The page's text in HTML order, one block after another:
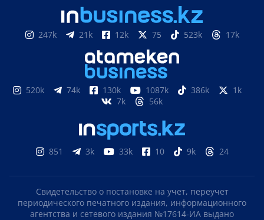
247k 21k 12k 75 523k 17k
520k 74k 130k 1087k 386k
1k
7k
56k
851 3k 33k 10 9k 24
Свидетельство о постановке на учет, переучет
периодического печатного издания, информационного
агентства и сетевого издания №17614-ИА выдано